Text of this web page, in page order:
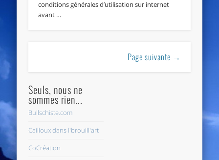
conditions générales d’utilisation sur internet
avant …
Page suivante →
Seuls, nous ne
sommes rien...
Bullschiste.com
Cailloux dans l'brouill'art
CoCréation